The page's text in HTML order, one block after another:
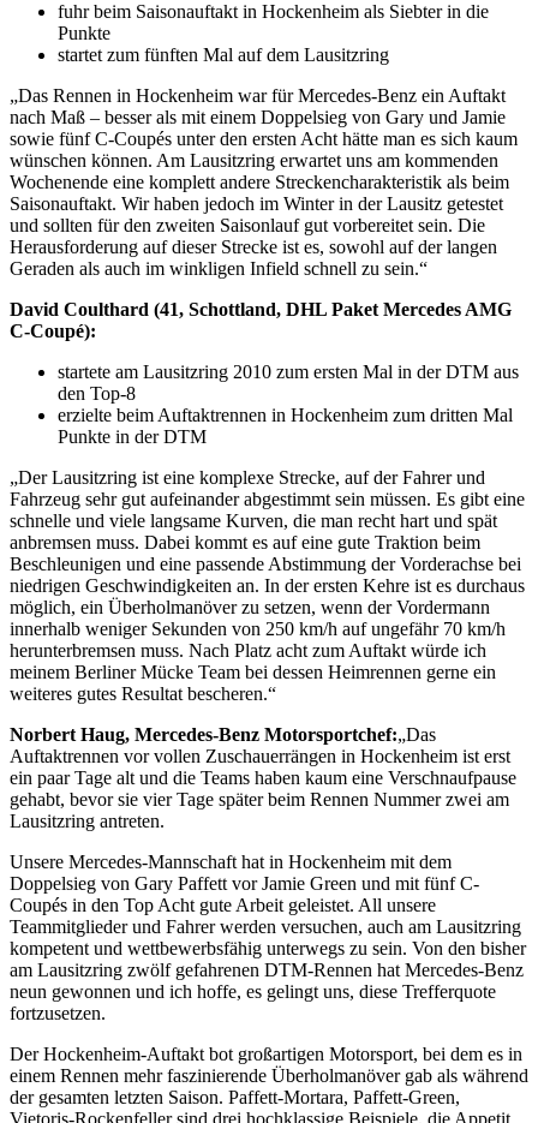
fuhr beim Saisonauftakt in Hockenheim als Siebter in die
Punkte
startet zum fünften Mal auf dem Lausitzring
„Das Rennen in Hockenheim war für Mercedes-Benz ein Auftakt
nach Maß – besser als mit einem Doppelsieg von Gary und Jamie
sowie fünf C-Coupés unter den ersten Acht hätte man es sich kaum
wünschen können. Am Lausitzring erwartet uns am kommenden
Wochenende eine komplett andere Streckencharakteristik als beim
Saisonauftakt. Wir haben jedoch im Winter in der Lausitz getestet
und sollten für den zweiten Saisonlauf gut vorbereitet sein. Die
Herausforderung auf dieser Strecke ist es, sowohl auf der langen
Geraden als auch im winkligen Infield schnell zu sein.“
David Coulthard (41, Schottland, DHL Paket Mercedes AMG
C-Coupé):
startete am Lausitzring 2010 zum ersten Mal in der DTM aus
den Top-8
erzielte beim Auftaktrennen in Hockenheim zum dritten Mal
Punkte in der DTM
„Der Lausitzring ist eine komplexe Strecke, auf der Fahrer und
Fahrzeug sehr gut aufeinander abgestimmt sein müssen. Es gibt eine
schnelle und viele langsame Kurven, die man recht hart und spät
anbremsen muss. Dabei kommt es auf eine gute Traktion beim
Beschleunigen und eine passende Abstimmung der Vorderachse bei
niedrigen Geschwindigkeiten an. In der ersten Kehre ist es durchaus
möglich, ein Überholmanöver zu setzen, wenn der Vordermann
innerhalb weniger Sekunden von 250 km/h auf ungefähr 70 km/h
herunterbremsen muss. Nach Platz acht zum Auftakt würde ich
meinem Berliner Mücke Team bei dessen Heimrennen gerne ein
weiteres gutes Resultat bescheren.“
Norbert Haug, Mercedes-Benz Motorsportchef:„Das
Auftaktrennen vor vollen Zuschauerrängen in Hockenheim ist erst
ein paar Tage alt und die Teams haben kaum eine Verschnaufpause
gehabt, bevor sie vier Tage später beim Rennen Nummer zwei am
Lausitzring antreten.
Unsere Mercedes-Mannschaft hat in Hockenheim mit dem
Doppelsieg von Gary Paffett vor Jamie Green und mit fünf C-
Coupés in den Top Acht gute Arbeit geleistet. All unsere
Teammitglieder und Fahrer werden versuchen, auch am Lausitzring
kompetent und wettbewerbsfähig unterwegs zu sein. Von den bisher
am Lausitzring zwölf gefahrenen DTM-Rennen hat Mercedes-Benz
neun gewonnen und ich hoffe, es gelingt uns, diese Trefferquote
fortzusetzen.
Der Hockenheim-Auftakt bot großartigen Motorsport, bei dem es in
einem Rennen mehr faszinierende Überholmanöver gab als während
der gesamten letzten Saison. Paffett-Mortara, Paffett-Green,